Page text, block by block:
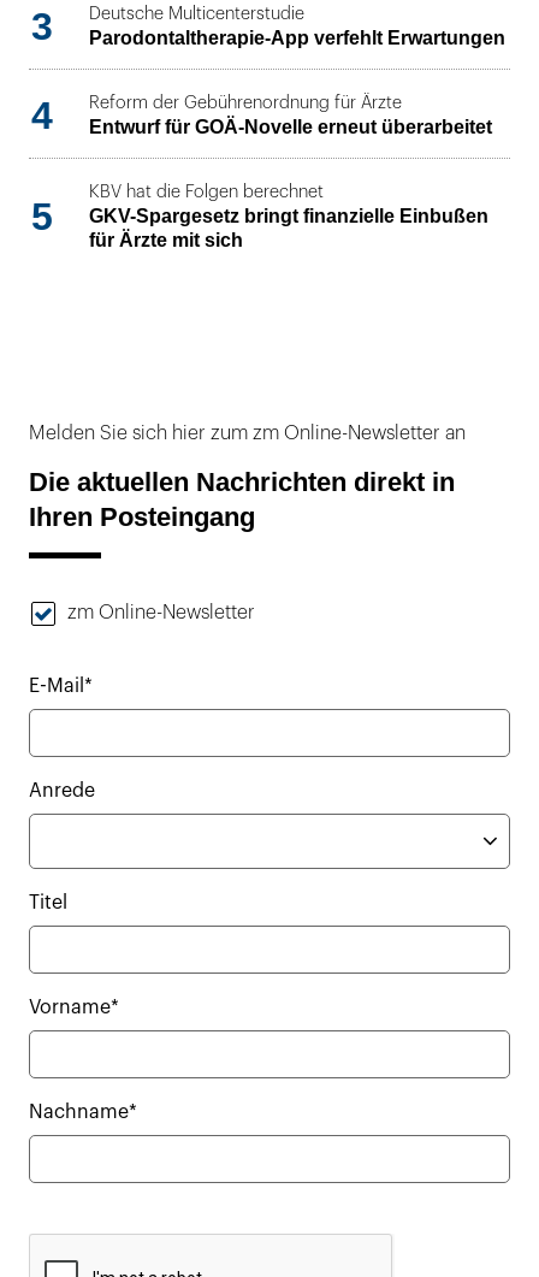
3 Deutsche Multicenterstudie
Parodontaltherapie-App verfehlt Erwartungen
4 Reform der Gebührenordnung für Ärzte
Entwurf für GOÄ-Novelle erneut überarbeitet
5
KBV hat die Folgen berechnet
GKV-Spargesetz bringt finanzielle Einbußen
für Ärzte mit sich
Melden Sie sich hier zum zm Online-Newsletter an
Die aktuellen Nachrichten direkt in
Ihren Posteingang
zm Online-Newsletter
E-Mail*
Anrede
Titel
Vorname*
Nachname*